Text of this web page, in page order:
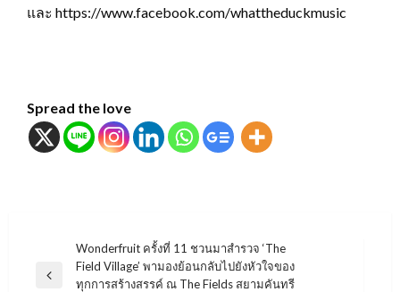
และ https://www.facebook.com/whattheduckmusic
Spread the love
แนะแนว
เรื่อง
Previous
Wonderfruit ครั้งที่ 11 ชวนมาสำรวจ ‘The
Field Village’ พามองย้อนกลับไปยังหัวใจของ
ทุกการสร้างสรรค์ ณ The Fields สยามคันทรี